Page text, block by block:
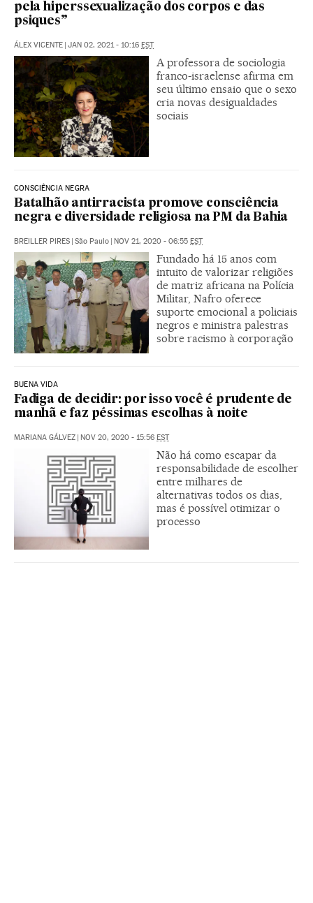
pela hiperssexualização dos corpos e das
psiques”
ÁLEX VICENTE | JAN 02, 2021 - 10:16 EST
A professora de sociologia
franco-israelense afirma em
seu último ensaio que o sexo
cria novas desigualdades
sociais
CONSCIÊNCIA NEGRA
Batalhão antirracista promove consciência
negra e diversidade religiosa na PM da Bahia
BREILLER PIRES | São Paulo | NOV 21, 2020 - 06:55 EST
Fundado há 15 anos com
intuito de valorizar religiões
de matriz africana na Polícia
Militar, Nafro oferece
suporte emocional a policiais
negros e ministra palestras
sobre racismo à corporação
BUENA VIDA
Fadiga de decidir: por isso você é prudente de
manhã e faz péssimas escolhas à noite
MARIANA GÁLVEZ | NOV 20, 2020 - 15:56 EST
Não há como escapar da
responsabilidade de escolher
entre milhares de
alternativas todos os dias,
mas é possível otimizar o
processo